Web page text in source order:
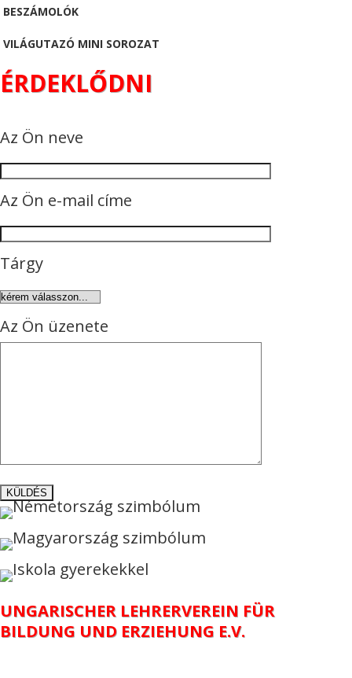
BESZÁMOLÓK
VILÁGUTAZÓ MINI SOROZAT
ÉRDEKLŐDNI
Az Ön neve
Az Ön e-mail címe
Tárgy
Az Ön üzenete
UNGARISCHER LEHRERVEREIN FÜR
BILDUNG UND ERZIEHUNG E.V.